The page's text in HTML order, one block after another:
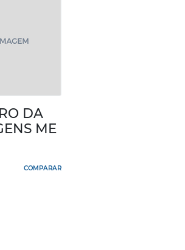
DA
ME
COMPARAR